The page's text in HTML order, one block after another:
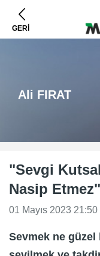
GERİ
Ali FIRAT
"Sevgi
Nasip Etmez"
01 Mayıs 2023 21:50
Sevmek ne